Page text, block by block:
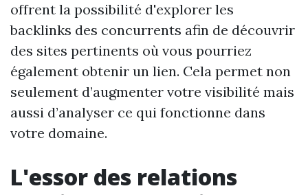
offrent la possibilité d'explorer les
backlinks des concurrents afin de découvrir
des sites pertinents où vous pourriez
également obtenir un lien. Cela permet non
seulement d’augmenter votre visibilité mais
aussi d’analyser ce qui fonctionne dans
votre domaine.
L'essor des relations